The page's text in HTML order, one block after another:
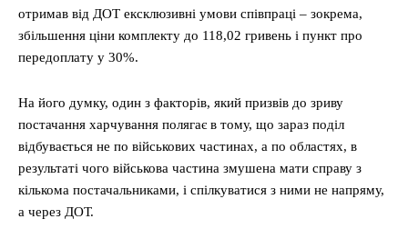
отримав від ДОТ ексклюзивні умови співпраці – зокрема,
збільшення ціни комплекту до 118,02 гривень і пункт про
передоплату у 30%.
На його думку, один з факторів, який призвів до зриву
постачання харчування полягає в тому, що зараз поділ
відбувається не по військових частинах, а по областях, в
результаті чого військова частина змушена мати справу з
кількома постачальниками, і спілкуватися з ними не напряму,
а через ДОТ.